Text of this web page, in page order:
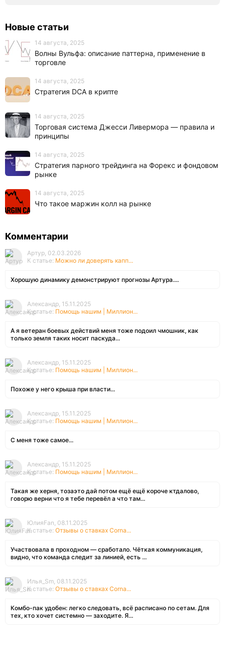
Новые статьи
14 августа, 2025
Волны Вульфа: описание паттерна, применение в
торговле
14 августа, 2025
Стратегия DCA в крипте
14 августа, 2025
Торговая система Джесси Ливермора — правила и
принципы
14 августа, 2025
Стратегия парного трейдинга на Форекс и фондовом
рынке
14 августа, 2025
Что такое маржин колл на рынке
Комментарии
Артур, 02.03.2026
К статье: Можно ли доверять капп...
Хорошую динамику демонстрируют прогнозы Артура....
Александр, 15.11.2025
К статье: Помощь нашим | Миллион...
А я ветеран боевых действий меня тоже подоил чмошник, как
только земля таких носит паскуда...
Александр, 15.11.2025
К статье: Помощь нашим | Миллион...
Похоже у него крыша при власти...
Александр, 15.11.2025
К статье: Помощь нашим | Миллион...
С меня тоже самое...
Александр, 15.11.2025
К статье: Помощь нашим | Миллион...
Такая же херня, тозаэто дай потом ещё ещё короче ктдалово,
говорю верни что я тебе перевёл а что там...
ЮлияFan, 08.11.2025
К статье: Отзывы о ставках Corna...
Участвовала в проходном — сработало. Чёткая коммуникация,
видно, что команда следит за линией, есть ...
Илья_Sm, 08.11.2025
К статье: Отзывы о ставках Corna...
Комбо-пак удобен: легко следовать, всё расписано по сетам. Для
тех, кто хочет системно — заходите. Я...